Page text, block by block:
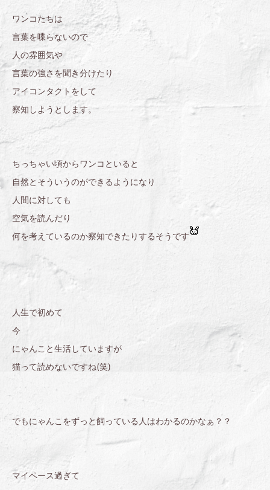
ワンコたちは
言葉を喋らないので
人の雰囲気や
言葉の強さを聞き分けたり
アイコンタクトをして
察知しようとします。
ちっちゃい頃からワンコといると
自然とそういうのができるようになり
人間に対しても
空気を読んだり
何を考えているのか察知できたりするそうです
人生で初めて
今
にゃんこと生活していますが
猫って読めないですね(笑)
でもにゃんこをずっと飼っている人はわかるのかなぁ？？
マイペース過ぎて